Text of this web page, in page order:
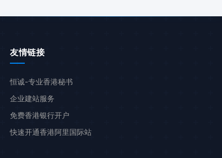
友情链接
恒诚-专业香港秘书
企业建站服务
免费香港银行开户
快速开通香港阿里国际站